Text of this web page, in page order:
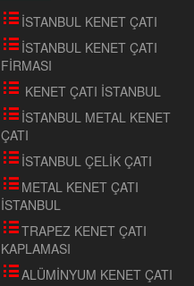
İSTANBUL KENET ÇATI
İSTANBUL KENET ÇATI
FİRMASI
KENET ÇATI İSTANBUL
İSTANBUL METAL KENET
ÇATI
İSTANBUL ÇELİK ÇATI
METAL KENET ÇATI
İSTANBUL
TRAPEZ KENET ÇATI
KAPLAMASI
ALÜMİNYUM KENET ÇATI